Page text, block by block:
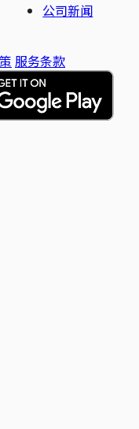
公司新闻
服务条款